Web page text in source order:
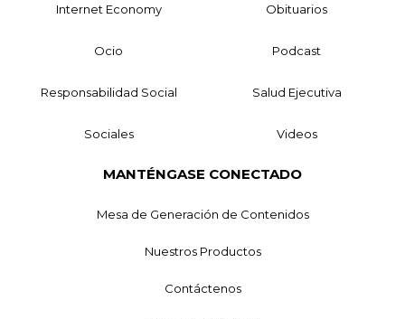
Internet Economy Obituarios
Ocio Podcast
Responsabilidad Social Salud Ejecutiva
Sociales Videos
MANTÉNGASE CONECTADO
Mesa de Generación de Contenidos
Nuestros Productos
Contáctenos